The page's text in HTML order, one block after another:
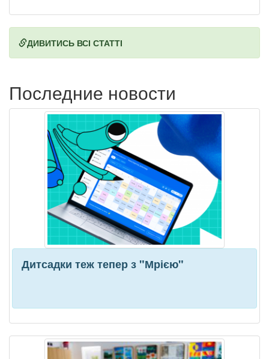
ДИВИТИСЬ ВСІ СТАТТІ
Последние новости
Дитсадки теж тепер з "Мрією"